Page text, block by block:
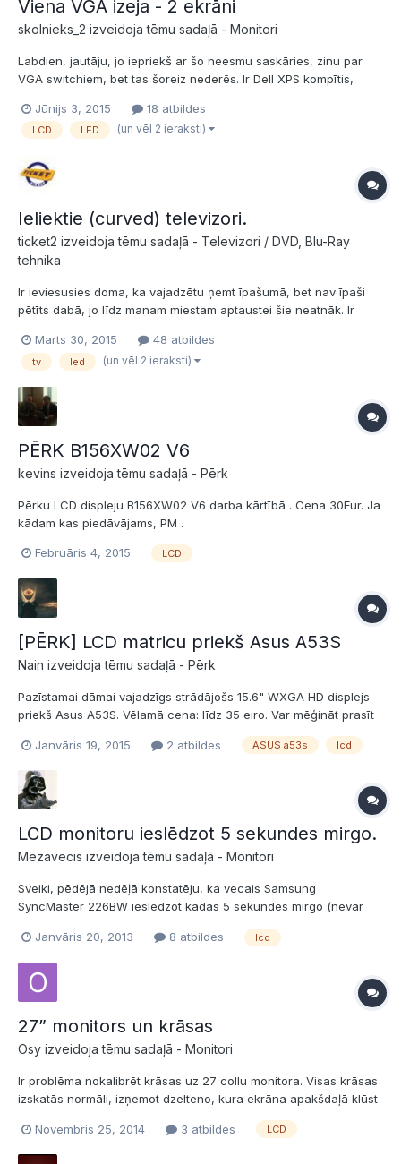
Viena VGA izeja - 2 ekrāni
skolnieks_2 izveidoja tēmu sadaļā - Monitori
Labdien, jautāju, jo iepriekš ar šo neesmu saskāries, zinu par
VGA switchiem, bet tas šoreiz nederēs. Ir Dell XPS kompītis,
spraužoties un nesot kompi prom no ofisa ir maza dokstacija (ar
ārējo Hdd, klaviatūru, peli utt), caur...
Jūnijs 3, 2015 18 atbildes
LCD LED (un vēl 2 ieraksti)
Ieliektie (curved) televizori.
ticket2 izveidoja tēmu sadaļā - Televizori / DVD, Blu-Ray
tehnika
Ir ieviesusies doma, ka vajadzētu ņemt īpašumā, bet nav īpaši
pētīts dabā, jo līdz manam miestam aptaustei šie neatnāk. Ir
tā bilde? Klāt tiks slēgts SAT gan SD/HD. Un, protams, interesē
pieejamākie modeļi no samsunga ue48h6800,ue5...
Marts 30, 2015 48 atbildes
tv led (un vēl 2 ieraksti)
PĒRK B156XW02 V6
kevins izveidoja tēmu sadaļā - Pērk
Pērku LCD displeju B156XW02 V6 darba kārtībā . Cena 30Eur. Ja
kādam kas piedāvājams, PM .
Februāris 4, 2015 LCD
[PĒRK] LCD matricu priekš Asus A53S
Nain izveidoja tēmu sadaļā - Pērk
Pazīstamai dāmai vajadzīgs strādājošs 15.6" WXGA HD displejs
priekš Asus A53S. Vēlamā cena: līdz 35 eiro. Var mēģināt prasīt
uz epastu: putnina.kat@gmail.com . Sūtot piedāvājumu uz
epastu, lietas tālāk kārtojiet ar minēto dāmu. P...
Janvāris 19, 2015 2 atbildes ASUS a53s lcd
LCD monitoru ieslēdzot 5 sekundes mirgo.
Mezavecis izveidoja tēmu sadaļā - Monitori
Sveiki, pēdējā nedēļā konstatēju, ka vecais Samsung
SyncMaster 226BW ieslēdzot kādas 5 sekundes mirgo (nevar
un bildi rāda normāli kaut visu dienu. Tā notiek gan atgriežoties
no miega režīma, bet arī ieslēdzot monitoru. Interesanti, k...
Janvāris 20, 2013 8 atbildes lcd
27” monitors un krāsas
Osy izveidoja tēmu sadaļā - Monitori
Ir problēma nokalibrēt krāsas uz 27 collu monitora. Visas krāsas
izskatās normāli, izņemot dzelteno, kura ekrāna apakšdaļā klūst
XL2720Z Zinu, ka TN panelis un skatu leņķis daudz ko ietekmē,
bet domāju, ka skatoties tieši perpendikulāri v...
Novembris 25, 2014 3 atbildes LCD